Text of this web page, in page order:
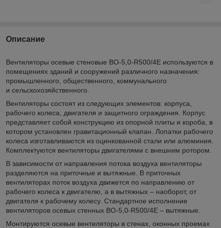
Описание
Вентиляторы осевые стеновые ВО-5,0-R500/4E используются в
помещениях зданий и сооружений различного назначения:
промышленного, общественного, коммунального
и сельскохозяйственного.
Вентиляторы состоят из следующих элементов: корпуса,
рабочего колеса, двигателя и защитного ограждения. Корпус
представляет собой конструкцию из опорной плиты и короба, в
котором установлен гравитационный клапан. Лопатки рабочего
колеса изготавливаются из оцинкованной стали или алюминия.
Комплектуются вентиляторы двигателями с внешним ротором.
В зависимости от направления потока воздуха вентиляторы
разделяются на приточные и вытяжные. В приточных
вентиляторах поток воздуха движется по направлению от
рабочего колеса к двигателю, а в вытяжных – наоборот, от
двигателя к рабочему колесу. Стандартное исполнение
вентиляторов осевых стенных ВО-5,0-R500/4E – вытяжные.
Монтируются осевые вентиляторы в стенах, оконных проемах